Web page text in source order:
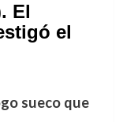
El
el
sueco que